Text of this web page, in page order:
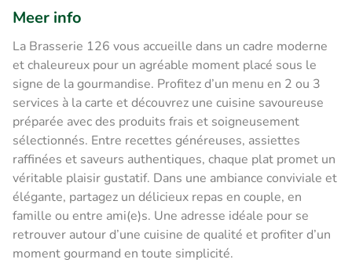
Meer info
La Brasserie 126 vous accueille dans un cadre moderne
et chaleureux pour un agréable moment placé sous le
signe de la gourmandise. Profitez d’un menu en 2 ou 3
services à la carte et découvrez une cuisine savoureuse
préparée avec des produits frais et soigneusement
sélectionnés. Entre recettes généreuses, assiettes
raffinées et saveurs authentiques, chaque plat promet un
véritable plaisir gustatif. Dans une ambiance conviviale et
élégante, partagez un délicieux repas en couple, en
famille ou entre ami(e)s. Une adresse idéale pour se
retrouver autour d’une cuisine de qualité et profiter d’un
moment gourmand en toute simplicité.